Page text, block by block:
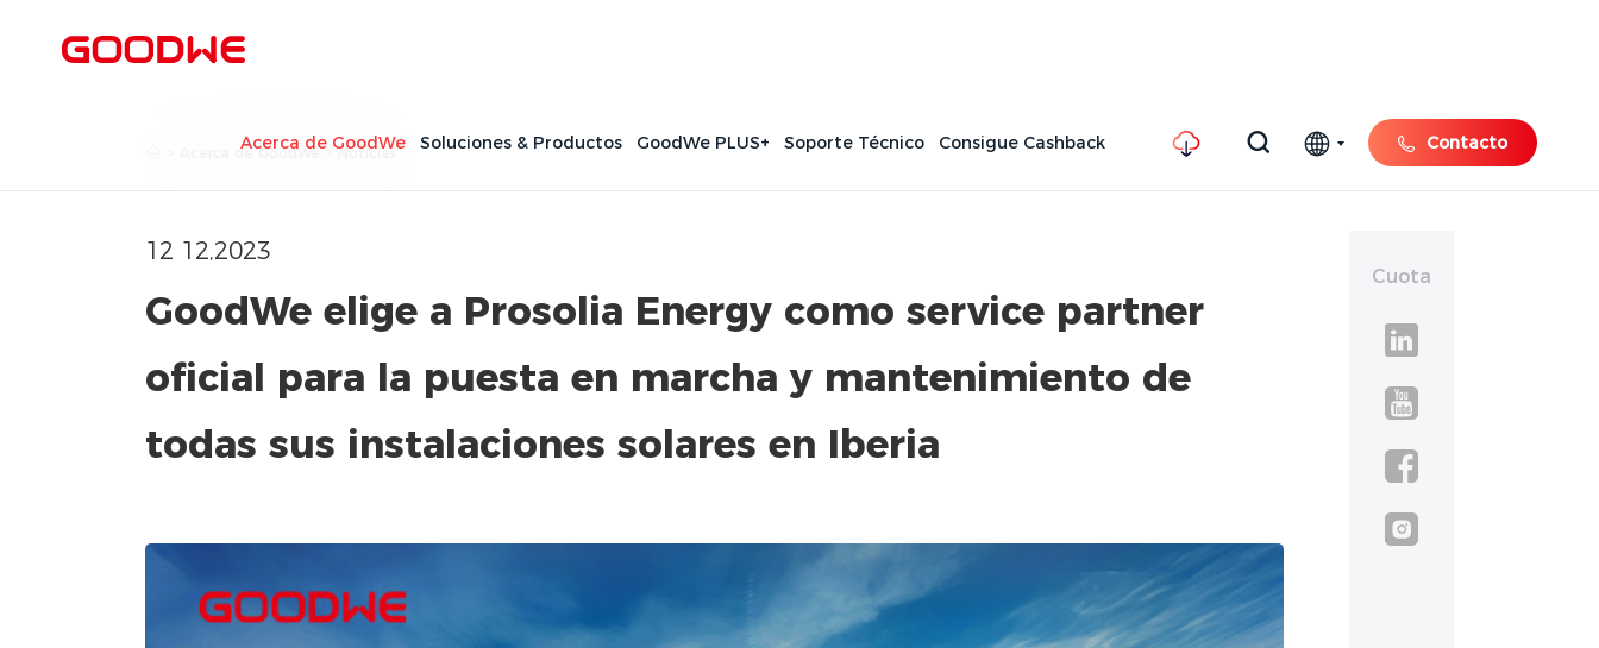
Acerca de GoodWe Soluciones & Productos GoodWe PLUS+ Soporte Técnico Consigue Cashback Contacto
Acerca de GoodWe >Noticias
Cuota
12 12,2023
GoodWe elige a Prosolia Energy como service partner
oficial para la puesta en marcha y mantenimiento de
todas sus instalaciones solares en Iberia